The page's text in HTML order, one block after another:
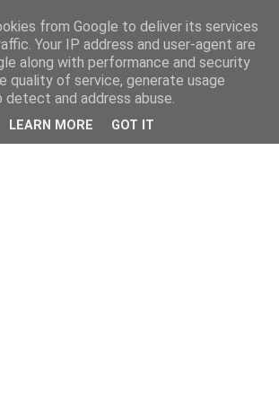
from Google to deliver its services
Your IP address and user-agent are
along with performance and security
quality of service, generate usage
and address abuse.
LEARN MORE GOT IT